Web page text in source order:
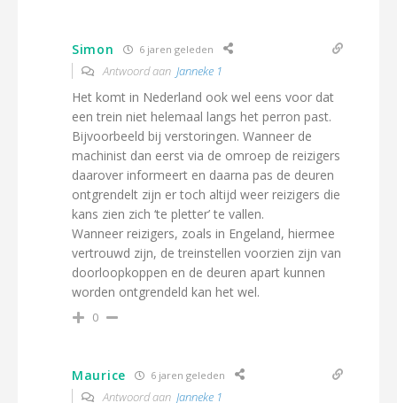
Simon 6 jaren geleden
Antwoord aan Janneke 1
Het komt in Nederland ook wel eens voor dat
een trein niet helemaal langs het perron past.
Bijvoorbeeld bij verstoringen. Wanneer de
machinist dan eerst via de omroep de reizigers
daarover informeert en daarna pas de deuren
ontgrendelt zijn er toch altijd weer reizigers die
kans zien zich ‘te pletter’ te vallen.
Wanneer reizigers, zoals in Engeland, hiermee
vertrouwd zijn, de treinstellen voorzien zijn van
doorloopkoppen en de deuren apart kunnen
worden ontgrendeld kan het wel.
0
Maurice 6 jaren geleden
Antwoord aan Janneke 1